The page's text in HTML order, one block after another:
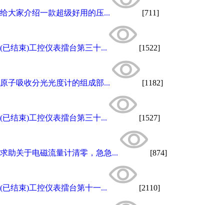
给大家介绍一款超级好用的压... [711]
(已结束)工控仪表擂台第三十... [1522]
原子吸收分光光度计的组成部... [1182]
(已结束)工控仪表擂台第三十... [1527]
求助关于电磁流量计清零，急急... [874]
(已结束)工控仪表擂台第十一... [2110]